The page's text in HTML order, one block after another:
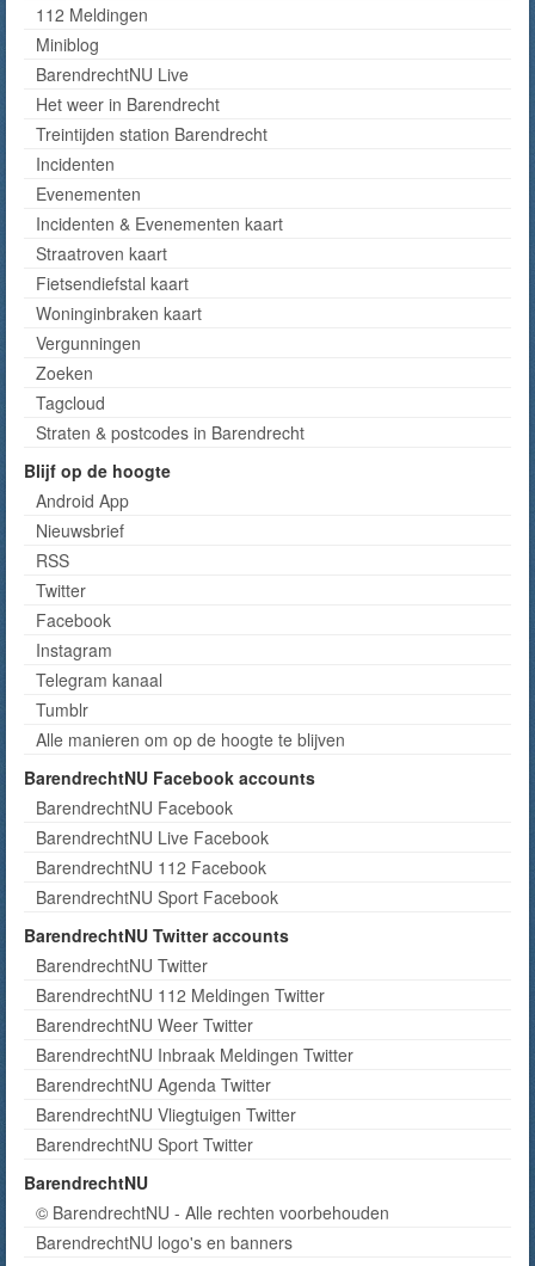
112 Meldingen
Miniblog
BarendrechtNU Live
Het weer in Barendrecht
Treintijden station Barendrecht
Incidenten
Evenementen
Incidenten & Evenementen kaart
Straatroven kaart
Fietsendiefstal kaart
Woninginbraken kaart
Vergunningen
Zoeken
Tagcloud
Straten & postcodes in Barendrecht
Blijf op de hoogte
Android App
Nieuwsbrief
RSS
Twitter
Facebook
Instagram
Telegram kanaal
Tumblr
Alle manieren om op de hoogte te blijven
BarendrechtNU Facebook accounts
BarendrechtNU Facebook
BarendrechtNU Live Facebook
BarendrechtNU 112 Facebook
BarendrechtNU Sport Facebook
BarendrechtNU Twitter accounts
BarendrechtNU Twitter
BarendrechtNU 112 Meldingen Twitter
BarendrechtNU Weer Twitter
BarendrechtNU Inbraak Meldingen Twitter
BarendrechtNU Agenda Twitter
BarendrechtNU Vliegtuigen Twitter
BarendrechtNU Sport Twitter
BarendrechtNU
© BarendrechtNU - Alle rechten voorbehouden
BarendrechtNU logo's en banners